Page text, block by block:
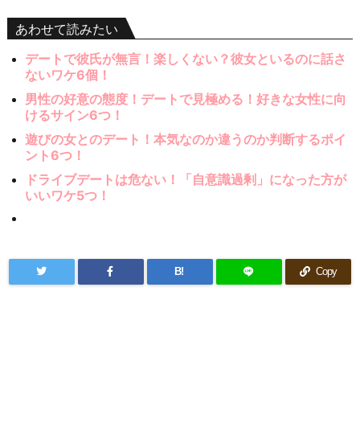
あわせて読みたい
デートで彼氏が無言！楽しくない？彼女といるのに話さ
ないワケ6個！
男性の好意の態度！デートで見極める！好きな女性に向
けるサイン6つ！
遊びの女とのデート！本気なのか違うのか判断するポイ
ント6つ！
ドライブデートは危ない！「自意識過剰」になった方が
いいワケ5つ！
B! Copy